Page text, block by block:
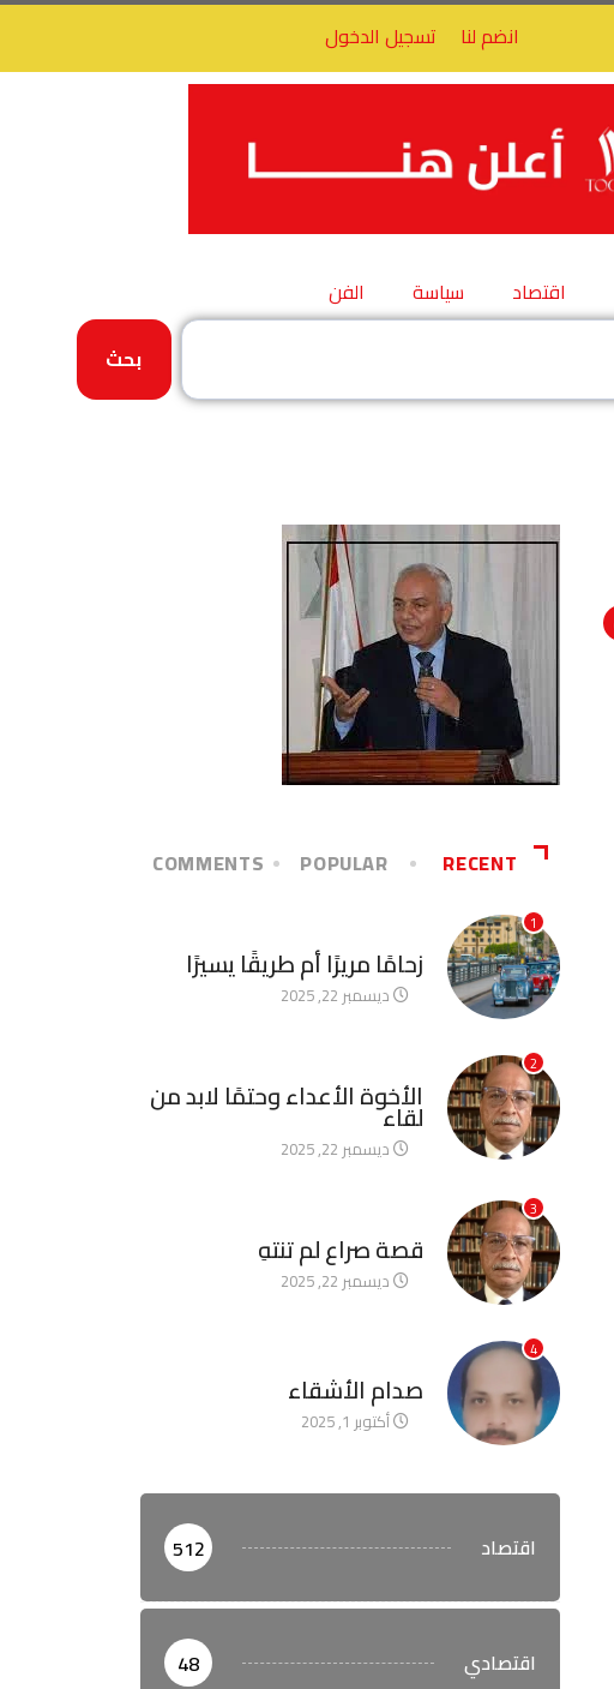
انضم لنا تسجيل الدخول
اقتصاد سياسة
الفن
بحث
RECENT
POPULAR
COMMENTS
1
زحامًا مريرًا أم طريقًا يسيرًا
ديسمبر 22, 2025
2
الأخوة الأعداء وحتمًا لابد من
لقاء
ديسمبر 22, 2025
3
قصة صراع لم تنتهِ
ديسمبر 22, 2025
4
صدام الأشقاء
أكتوبر 1, 2025
اقتصاد 512
اقتصادي 48